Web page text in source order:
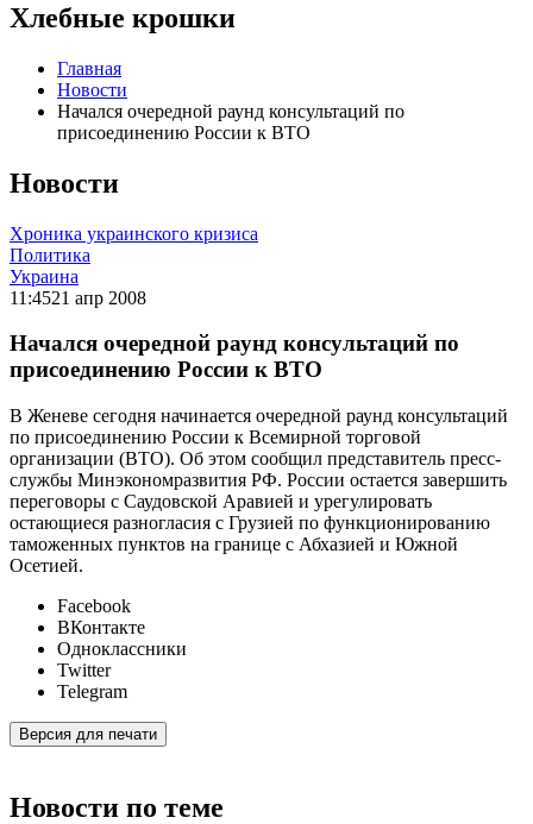
Хлебные крошки
Главная
Новости
Начался очередной раунд консультаций по
присоединению России к ВТО
Новости
Хроника украинского кризиса
Политика
Украина
11:4521 апр 2008
Начался очередной раунд консультаций по
присоединению России к ВТО
В Женеве сегодня начинается очередной раунд консультаций
по присоединению России к Всемирной торговой
организации (ВТО). Об этом сообщил представитель пресс-
службы Минэкономразвития РФ. России остается завершить
переговоры с Саудовской Аравией и урегулировать
остающиеся разногласия с Грузией по функционированию
таможенных пунктов на границе с Абхазией и Южной
Осетией.
Facebook
ВКонтакте
Одноклассники
Twitter
Telegram
Версия для печати
Новости по теме